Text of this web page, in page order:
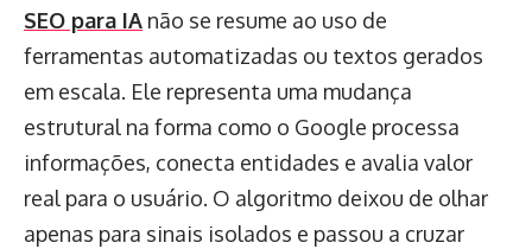
SEO para IA não se resume ao uso de
ferramentas automatizadas ou textos gerados
em escala. Ele representa uma mudança
estrutural na forma como o Google processa
informações, conecta entidades e avalia valor
real para o usuário. O algoritmo deixou de olhar
apenas para sinais isolados e passou a cruzar